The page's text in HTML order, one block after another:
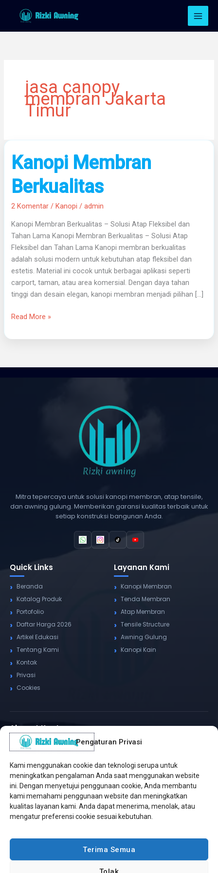
Pengaturan Privasi
Kami menggunakan cookie dan teknologi serupa untuk
meningkatkan pengalaman Anda saat menggunakan website
ini. Dengan menyetujui penggunaan cookie, Anda membantu
kami memahami penggunaan website dan meningkatkan
kualitas layanan kami. Anda dapat menerima, menolak, atau
mengatur preferensi cookie sesuai kebutuhan.
Terima Semua
jasa canopy
membran Jakarta
Timur
Kanopi Membran
Berkualitas
2 Komentar /Kanopi /admin
Kanopi Membran Berkualitas – Solusi Atap Fleksibel dan
Tahan Lama Kanopi Membran Berkualitas – Solusi Atap
Fleksibel dan Tahan Lama Kanopi membran berkualitas
adalah solusi modern untuk kebutuhan atap fleksibel dan
estetis. Material ini cocok untuk berbagai aplikasi seperti
carport, taman, atau area komersial. Dengan daya tahan
tinggi dan desain elegan, kanopi membran menjadi pilihan […]
Kanopi
Membran
Berkualitas
Read More »
Mitra tepercaya untuk solusi kanopi membran, atap tensile,
dan awning gulung. Memberikan garansi kualitas terbaik untuk
setiap konstruksi bangunan Anda.
Quick Links
Beranda
Katalog Produk
Portofolio
Daftar Harga 2026
Artikel Edukasi
Tentang Kami
Kontak
Privasi
Cookies
Layanan Kami
Kanopi Membran
Tenda Membran
Atap Membran
Tensile Structure
Awning Gulung
Kanopi Kain
Alamat Kantor
✆ WhatsApp / Telepon
Pusat Sukabumi
Sukamanis, Kadudampit, Sukabumi
Cabang Jakarta
Kembangan, Jakarta Barat
Sektor A3, Tangerang Selatan